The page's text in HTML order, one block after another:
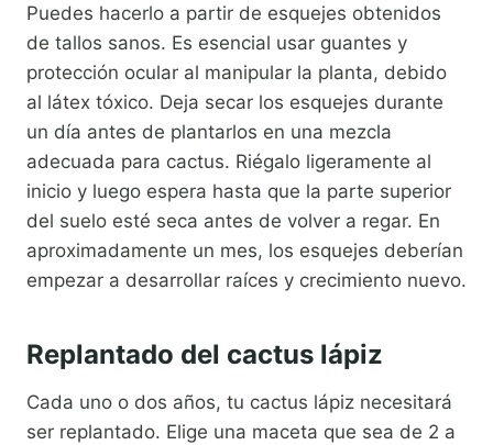
Puedes hacerlo a partir de esquejes obtenidos
de tallos sanos. Es esencial usar guantes y
protección ocular al manipular la planta, debido
al látex tóxico. Deja secar los esquejes durante
un día antes de plantarlos en una mezcla
adecuada para cactus. Riégalo ligeramente al
inicio y luego espera hasta que la parte superior
del suelo esté seca antes de volver a regar. En
aproximadamente un mes, los esquejes deberían
empezar a desarrollar raíces y crecimiento nuevo.
Replantado del cactus lápiz
Cada uno o dos años, tu cactus lápiz necesitará
ser replantado. Elige una maceta que sea de 2 a